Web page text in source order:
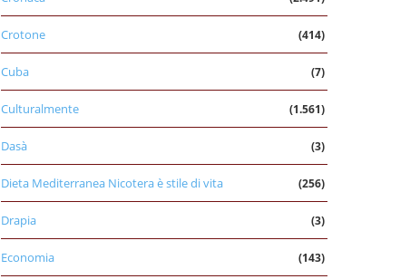
Crotone (414)
Cuba (7)
Culturalmente (1.561)
Dasà (3)
Dieta Mediterranea Nicotera è stile di vita (256)
Drapia (3)
Economia (143)